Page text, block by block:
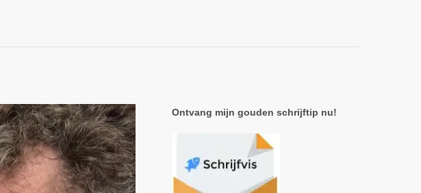
Ontvang mijn gouden schrijftip nu!